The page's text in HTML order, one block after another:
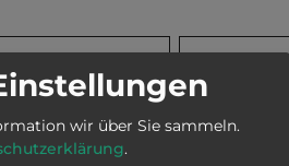
wir über Sie sammeln.
.